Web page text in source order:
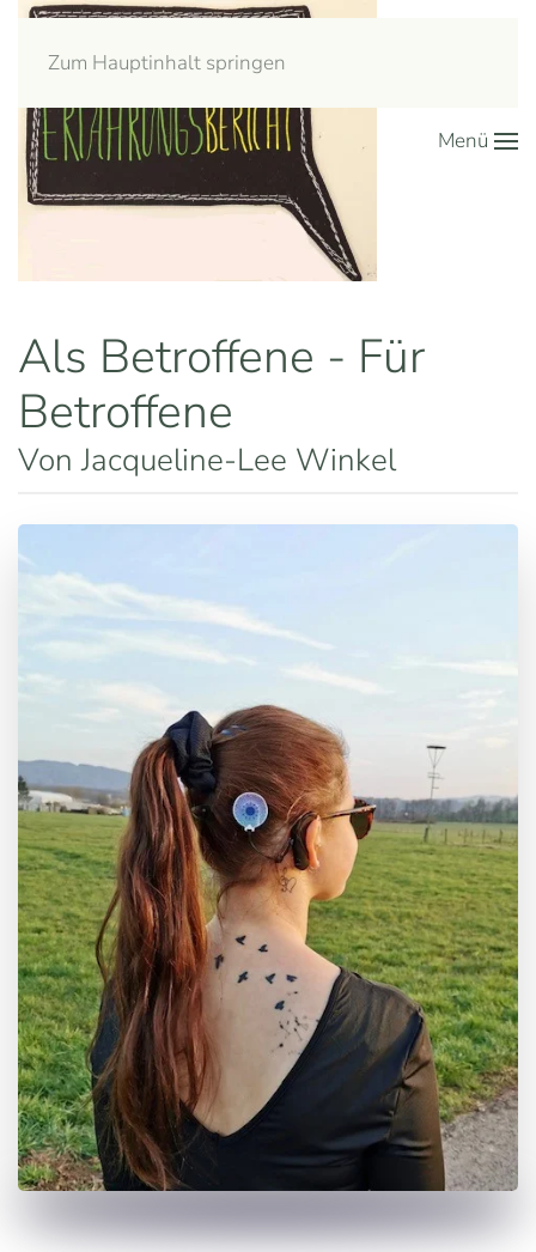
Zum Hauptinhalt springen
Menü
Als Betroffene - Für
Betroffene
Von Jacqueline-Lee Winkel